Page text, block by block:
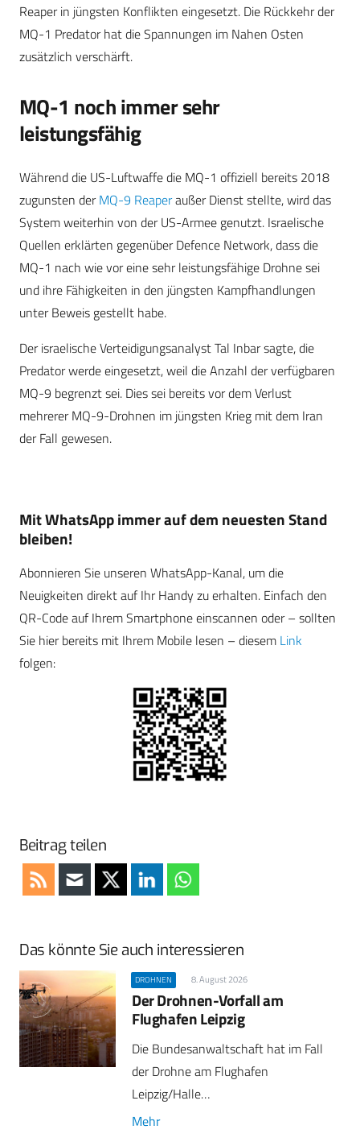
Reaper in jüngsten Konflikten eingesetzt. Die Rückkehr der
MQ-1 Predator hat die Spannungen im Nahen Osten
zusätzlich verschärft.
MQ-1 noch immer sehr
leistungsfähig
Während die US-Luftwaffe die MQ-1 offiziell bereits 2018
zugunsten derMQ-9 Reaperaußer Dienst stellte, wird das
System weiterhin von der US-Armee genutzt. Israelische
Quellen erklärten gegenüber Defence Network, dass die
MQ-1 nach wie vor eine sehr leistungsfähige Drohne sei
und ihre Fähigkeiten in den jüngsten Kampfhandlungen
unter Beweis gestellt habe.
Der israelische Verteidigungsanalyst Tal Inbar sagte, die
Predator werde eingesetzt, weil die Anzahl der verfügbaren
MQ-9 begrenzt sei. Dies sei bereits vor dem Verlust
mehrerer MQ-9-Drohnen im jüngsten Krieg mit dem Iran
der Fall gewesen.
Mit WhatsApp immer auf dem neuesten Stand
bleiben!
Abonnieren Sie unseren WhatsApp-Kanal, um die
Neuigkeiten direkt auf Ihr Handy zu erhalten. Einfach den
QR-Code auf Ihrem Smartphone einscannen oder – sollten
Sie hier bereits mit Ihrem Mobile lesen – diesem Link
folgen:
Beitrag teilen
Das könnte Sie auch interessieren
DROHNEN 8. August 2026
Der Drohnen-Vorfall am
Flughafen Leipzig
Die Bundesanwaltschaft hat im Fall
der Drohne am Flughafen
Leipzig/Halle…
Mehr